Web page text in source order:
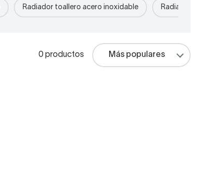
Radiador toallero acero inoxidable Radiador
0 productos